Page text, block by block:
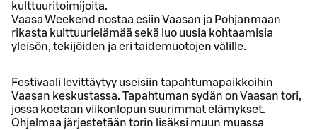
kulttuuritoimijoita.
Vaasa Weekend nostaa esiin Vaasan ja Pohjanmaan
rikasta kulttuurielämää sekä luo uusia kohtaamisia
yleisön, tekijöiden ja eri taidemuotojen välille.
Festivaali levittäytyy useisiin tapahtumapaikkoihin
Vaasan keskustassa. Tapahtuman sydän on Vaasan tori,
jossa koetaan viikonlopun suurimmat elämykset.
Ohjelmaa järjestetään torin lisäksi muun muassa